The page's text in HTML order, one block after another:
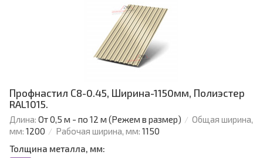
Профнастил С8-0.45, Ширина-1150мм, Полиэстер
RAL1015.
Длина: От 0,5 м - по 12 м (Режем в размер)
Общая ширина,
мм: 1200 Рабочая ширина, мм: 1150
Толщина металла, мм: